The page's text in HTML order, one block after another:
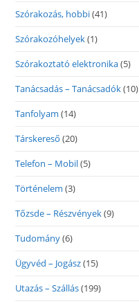
Szórakozás, hobbi(41)
Szórakozóhelyek(1)
Szórakoztató elektronika(5)
Tanácsadás – Tanácsadók(10)
Tanfolyam (14)
Társkereső (20)
Telefon – Mobil(5)
Történelem (3)
Tőzsde – Részvények(9)
Tudomány(6)
Ügyvéd – Jogász(15)
Utazás – Szállás(199)